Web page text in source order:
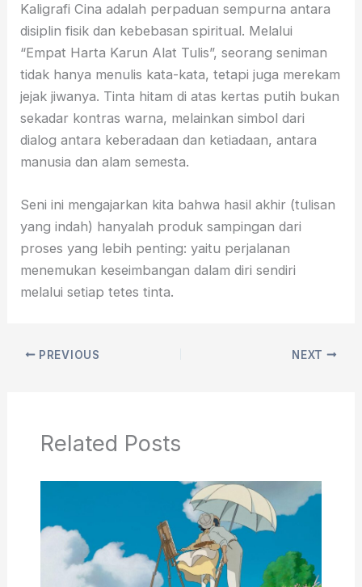
Kaligrafi Cina adalah perpaduan sempurna antara
disiplin fisik dan kebebasan spiritual. Melalui
“Empat Harta Karun Alat Tulis”, seorang seniman
tidak hanya menulis kata-kata, tetapi juga merekam
jejak jiwanya. Tinta hitam di atas kertas putih bukan
sekadar kontras warna, melainkan simbol dari
dialog antara keberadaan dan ketiadaan, antara
manusia dan alam semesta.
Seni ini mengajarkan kita bahwa hasil akhir (tulisan
yang indah) hanyalah produk sampingan dari
proses yang lebih penting: yaitu perjalanan
menemukan keseimbangan dalam diri sendiri
melalui setiap tetes tinta.
PREVIOUS NEXT
Related Posts